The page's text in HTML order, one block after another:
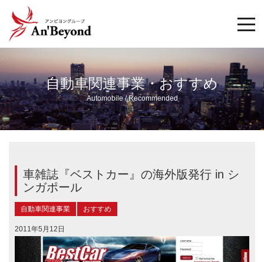
自動車関連事業・おすすめ
Automobile / Recommended
車雑誌『ベストカー』の海外版発行 in シ
ンガポール
自動車関連事業 おすすめ
2011年5月12日